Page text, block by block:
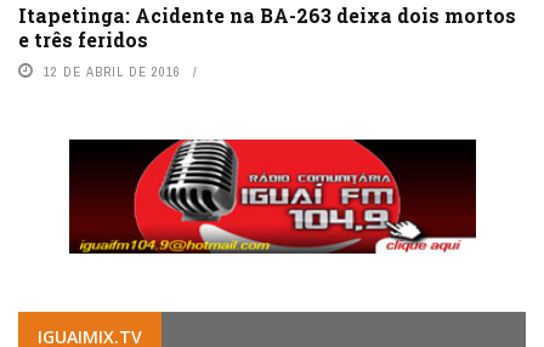
Itapetinga: Acidente na BA-263 deixa dois mortos
e três feridos
12 DE ABRIL DE 2016
IGUAIMIX.TV